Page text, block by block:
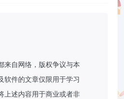
来自网络，版权争议与本
软件的文章仅限用于学习
上述内容用于商业或者非